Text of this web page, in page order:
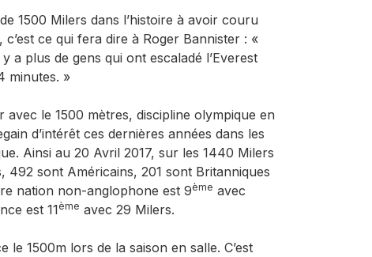
1500 Milers dans l’histoire à avoir couru
ce qui fera dire à Roger Bannister : «
a plus de gens qui ont escaladé l’Everest
minutes. »
avec le 1500 mètres, discipline olympique en
d’intérêt ces dernières années dans les
Ainsi au 20 Avril 2017, sur les 1440 Milers
sont Américains, 201 sont Britanniques
nation non-anglophone est 9ème avec
est 11ème avec 29 Milers.
le 1500m lors de la saison en salle. C’est